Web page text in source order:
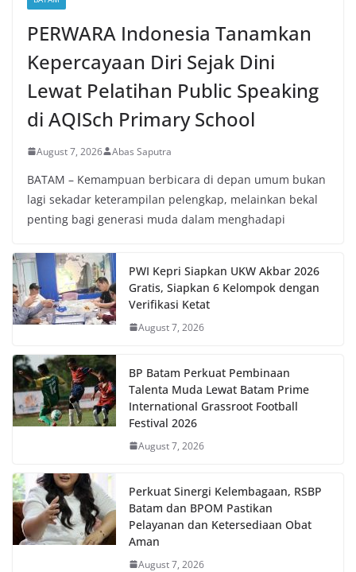
PERWARA Indonesia Tanamkan
Kepercayaan Diri Sejak Dini
Lewat Pelatihan Public Speaking
di AQISch Primary School
August 7, 2026 Abas Saputra
BATAM – Kemampuan berbicara di depan umum bukan
lagi sekadar keterampilan pelengkap, melainkan bekal
penting bagi generasi muda dalam menghadapi
PWI Kepri Siapkan UKW Akbar 2026
Gratis, Siapkan 6 Kelompok dengan
Verifikasi Ketat
August 7, 2026
BP Batam Perkuat Pembinaan
Talenta Muda Lewat Batam Prime
International Grassroot Football
Festival 2026
August 7, 2026
Perkuat Sinergi Kelembagaan, RSBP
Batam dan BPOM Pastikan
Pelayanan dan Ketersediaan Obat
Aman
August 7, 2026